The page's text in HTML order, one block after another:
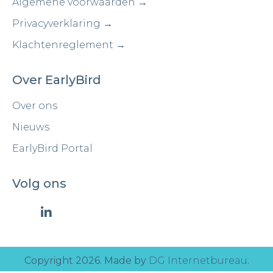
Privacyverklaring →
Klachtenreglement →
Over EarlyBird
Over ons
Nieuws
EarlyBird Portal
Volg ons
Copyright 2026. Made by DG Internetbureau.